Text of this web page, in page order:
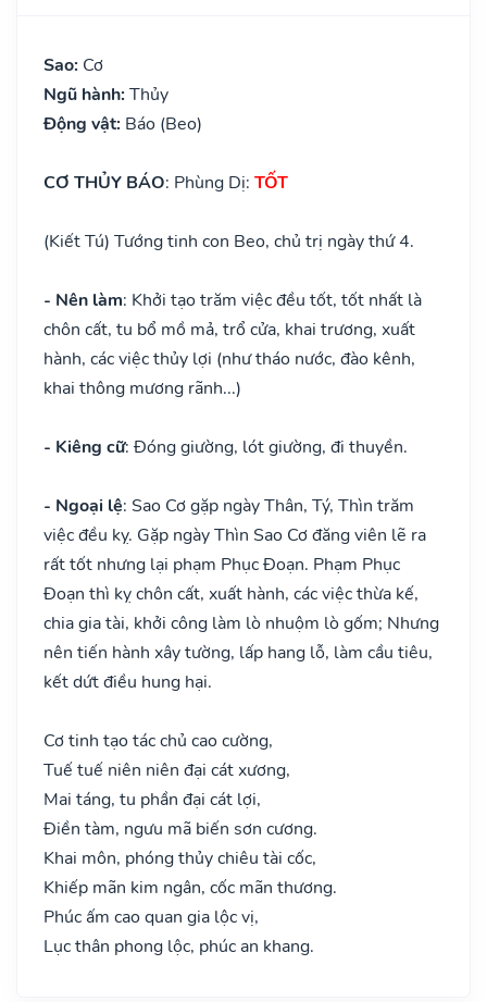
Sao: Cơ
Ngũ hành: Thủy
Động vật: Báo (Beo)
CƠ THỦY BÁO: Phùng Dị: TỐT
(Kiết Tú) Tướng tinh con Beo, chủ trị ngày thứ 4.
- Nên làm: Khởi tạo trăm việc đều tốt, tốt nhất là
chôn cất, tu bổ mồ mả, trổ cửa, khai trương, xuất
hành, các việc thủy lợi (như tháo nước, đào kênh,
khai thông mương rãnh...)
- Kiêng cữ: Đóng giường, lót giường, đi thuyền.
- Ngoại lệ: Sao Cơ gặp ngày Thân, Tý, Thìn trăm
việc đều kỵ. Gặp ngày Thìn Sao Cơ đăng viên lẽ ra
rất tốt nhưng lại phạm Phục Đoạn. Phạm Phục
Đoạn thì kỵ chôn cất, xuất hành, các việc thừa kế,
chia gia tài, khởi công làm lò nhuộm lò gốm; Nhưng
nên tiến hành xây tường, lấp hang lỗ, làm cầu tiêu,
kết dứt điều hung hại.
Cơ tinh tạo tác chủ cao cường,
Tuế tuế niên niên đại cát xương,
Mai táng, tu phần đại cát lợi,
Điền tàm, ngưu mã biến sơn cương.
Khai môn, phóng thủy chiêu tài cốc,
Khiếp mãn kim ngân, cốc mãn thương.
Phúc ấm cao quan gia lộc vị,
Lục thân phong lộc, phúc an khang.